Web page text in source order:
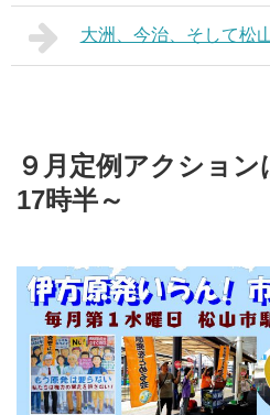
大洲、今治、そして松
９月定例アクション
17時半～